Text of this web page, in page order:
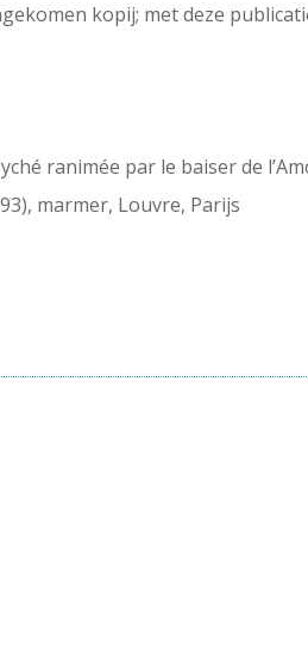
kopij; met deze
ranimée par le baiser de
marmer, Louvre, Parijs